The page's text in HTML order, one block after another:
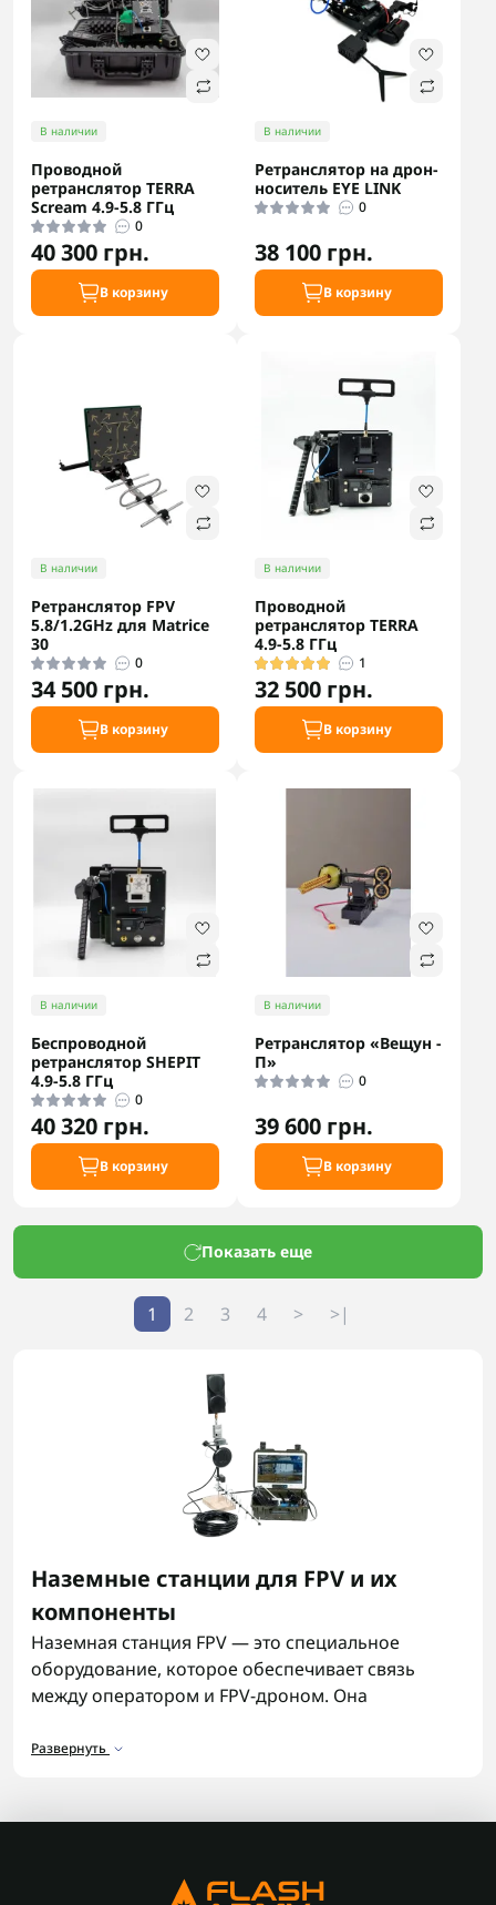
В наличии
Проводной
ретранслятор TERRA
Scream 4.9-5.8 ГГц
0
40 300 грн.
В корзину
В наличии
Ретранслятор на дрон-
носитель EYE LINK
0
38 100 грн.
В корзину
В наличии
Ретранслятор FPV
5.8/1.2GHz для Matrice
30
0
34 500 грн.
В корзину
В наличии
Проводной
ретранслятор TERRA
4.9-5.8 ГГц
1
32 500 грн.
В корзину
В наличии
Беспроводной
ретранслятор SHEPIT
4.9-5.8 ГГц
0
40 320 грн.
В корзину
В наличии
Ретранслятор «Вещун -
П»
0
39 600 грн.
В корзину
Показать еще
1 2 3 4 > >|
Наземные станции для FPV и их
компоненты
Наземная станция FPV — это специальное
оборудование, которое обеспечивает связь
между оператором и FPV-дроном. Она
позволяет управлять полетом в реальном
В состав наземной станции входят различные
систему: антенны, ресиверы, передатчики,
Развернуть